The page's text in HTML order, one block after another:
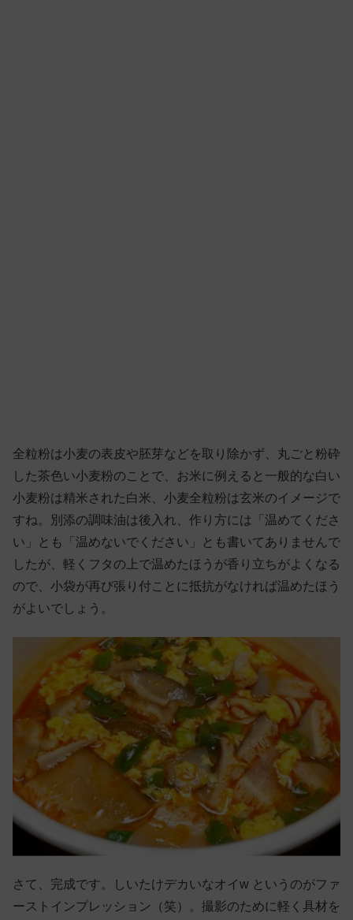
全粒粉は小麦の表皮や胚芽などを取り除かず、丸ごと粉砕
した茶色い小麦粉のことで、お米に例えると一般的な白い
小麦粉は精米された白米、小麦全粒粉は玄米のイメージで
すね。別添の調味油は後入れ、作り方には「温めてくださ
い」とも「温めないでください」とも書いてありませんで
したが、軽くフタの上で温めたほうが香り立ちがよくなる
ので、小袋が再び張り付ことに抵抗がなければ温めたほう
がよいでしょう。
さて、完成です。しいたけデカいなオイw というのがファ
ーストインプレッション（笑）。撮影のために軽く具材を